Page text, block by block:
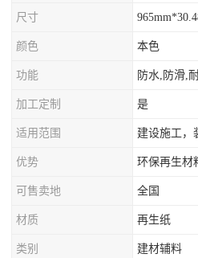
尺寸
颜色 本色
功能 防水,防滑,
加工定制 是
适用范围 建设施工，
优势 环保再生材
可售卖地 全国
材质 再生纸
类别 建材辅料